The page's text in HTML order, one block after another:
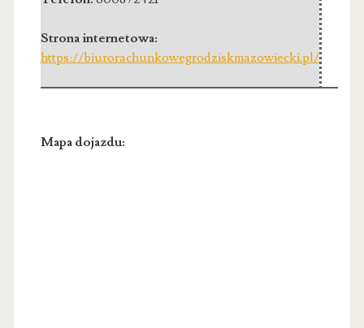
Strona internetowa:
https://biurorachunkowegrodziskmazowiecki.pl/
Mapa dojazdu: